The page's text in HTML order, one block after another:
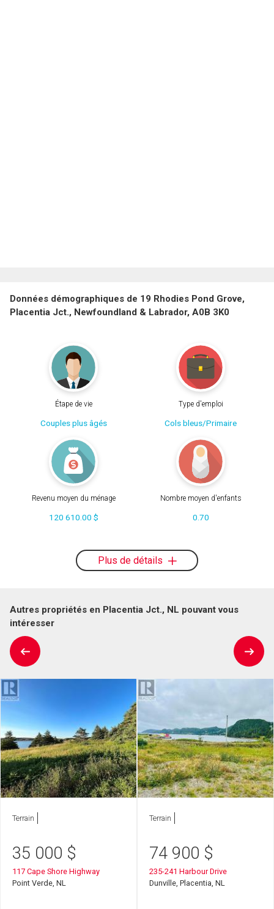
Données démographiques de 19 Rhodies Pond Grove,
Placentia Jct., Newfoundland & Labrador, A0B 3K0
Étape de vie
Couples plus âgés
Type d'emploi
Cols bleus/Primaire
Revenu moyen du ménage
120 610.00 $
Nombre moyen d'enfants
0.70
Plus de détails
Autres propriétés en Placentia Jct., NL pouvant vous
intéresser
Terrain
35 000 $
117 Cape Shore Highway
Point Verde, NL
Terrain
74 900 $
235-241 Harbour Drive
Dunville, Placentia, NL